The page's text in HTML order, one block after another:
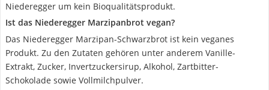
Niederegger um kein Bioqualitätsprodukt.
Ist das Niederegger Marzipanbrot vegan?
Das Niederegger Marzipan-Schwarzbrot ist kein veganes
Produkt. Zu den Zutaten gehören unter anderem Vanille-
Extrakt, Zucker, Invertzuckersirup, Alkohol, Zartbitter-
Schokolade sowie Vollmilchpulver.